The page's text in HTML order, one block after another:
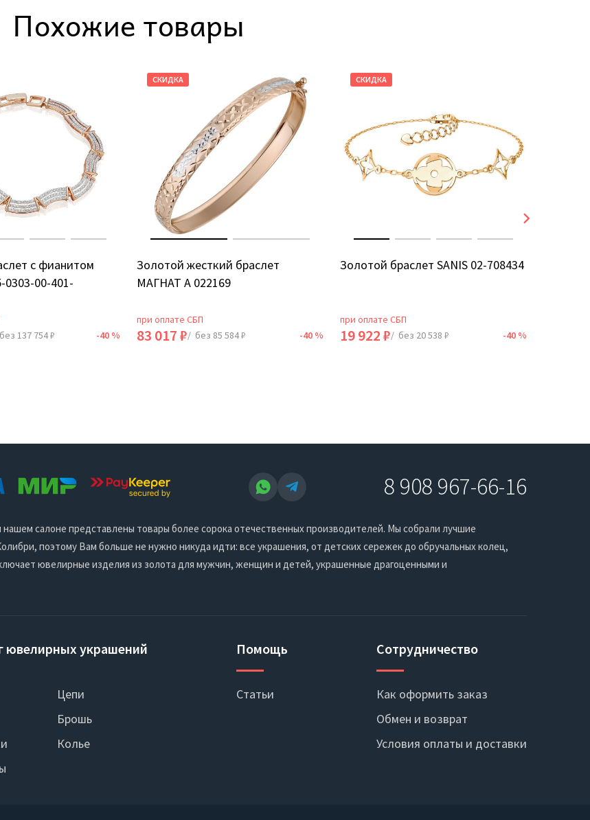
Похожие товары
с фианитом
00-401-
137 754 ₽ -40 %
СКИДКА
Золотой жесткий браслет
МАГНАТ А 022169
при оплате СБП
83 017 ₽/ без 85 584 ₽ -40 %
СКИДКА
Золотой браслет SANIS 02-708434
при оплате СБП
19 922 ₽/ без 20 538 ₽ -40 %
8 908 967-66-16
салоне представлены товары более сорока отечественных производителей. Мы собрали лучшие
поэтому Вам больше не нужно никуда идти: все украшения, от детских сережек до обручальных колец,
ювелирные изделия из золота для мужчин, женщин и детей, украшенные драгоценными и
ювелирных украшений
Цепи
Брошь
Колье
Помощь
Статьи
Сотрудничество
Как оформить заказ
Обмен и возврат
Условия оплаты и доставки